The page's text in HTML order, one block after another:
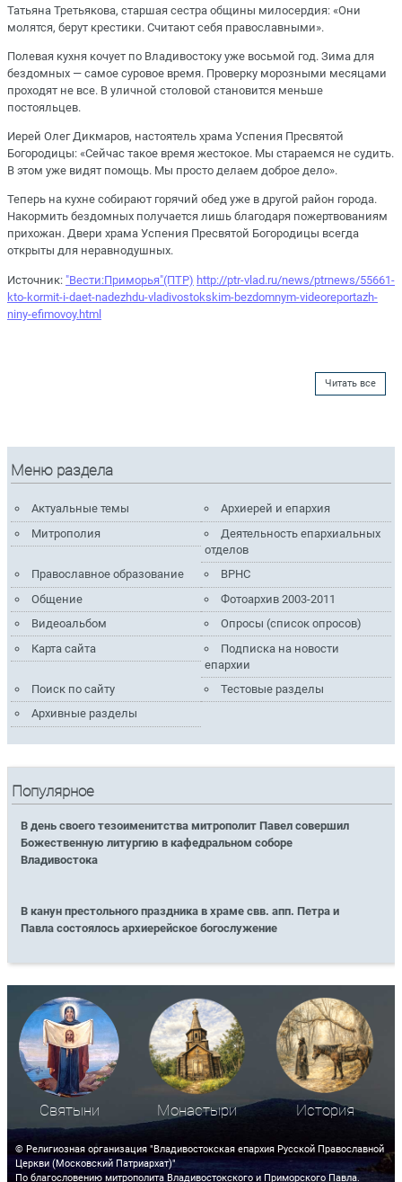
Татьяна Третьякова, старшая сестра общины милосердия: «Они
молятся, берут крестики. Считают себя православными».
Полевая кухня кочует по Владивостоку уже восьмой год. Зима для
бездомных — самое суровое время. Проверку морозными месяцами
проходят не все. В уличной столовой становится меньше
постояльцев.
Иерей Олег Дикмаров, настоятель храма Успения Пресвятой
Богородицы: «Сейчас такое время жестокое. Мы стараемся не судить.
В этом уже видят помощь. Мы просто делаем доброе дело».
Теперь на кухне собирают горячий обед уже в другой район города.
Накормить бездомных получается лишь благодаря пожертвованиям
прихожан. Двери храма Успения Пресвятой Богородицы всегда
открыты для неравнодушных.
Источник: "Вести:Приморья"(ПТР) http://ptr-vlad.ru/news/ptrnews/55661-
kto-kormit-i-daet-nadezhdu-vladivostokskim-bezdomnym-videoreportazh-
niny-efimovoy.html
Читать все
Меню раздела
Актуальные темы
Архиерей и епархия
Митрополия
Деятельность епархиальных
отделов
Православное образование
ВРНС
Общение
Фотоархив 2003-2011
Видеоальбом
Опросы (список опросов)
Карта сайта
Подписка на новости
епархии
Поиск по сайту
Тестовые разделы
Архивные разделы
Популярное
В день своего тезоименитства митрополит Павел совершил
Божественную литургию в кафедральном соборе
Владивостока
В канун престольного праздника в храме свв. апп. Петра и
Павла состоялось архиерейское богослужение
Святыни Монастыри История
© Религиозная организация "Владивостокская епархия Русской Православной
Церкви (Московский Патриархат)"
По благословению митрополита Владивостокского и Приморского Павла.